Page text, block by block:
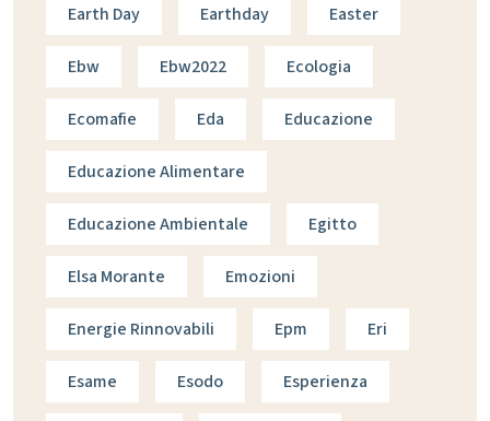
Earth Day Earthday Easter
Ebw Ebw2022 Ecologia
Ecomafie Eda Educazione
Educazione Alimentare
Educazione Ambientale Egitto
Elsa Morante Emozioni
Energie Rinnovabili Epm Eri
Esame Esodo Esperienza